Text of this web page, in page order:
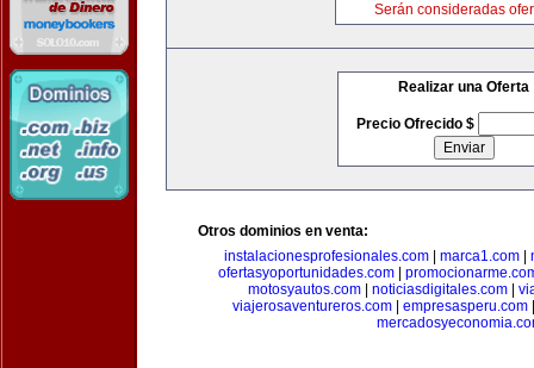
Serán consideradas
Realizar una Oferta
Precio Ofrecido $
Otros dominios en venta:
instalacionesprofesionales.com| marca1.com|
ofertasyoportunidades.com
motosyautos.com
noticiasdigitales.com
viajerosaventureros.com| empresasperu.com